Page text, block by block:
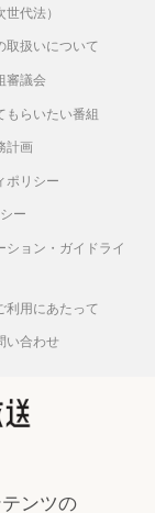
代法）
取扱いについて
審議会
もらいたい番組
計画
ポリシー
ー
ション・ガイドライ
利用にあたって
い合わせ
ンツの